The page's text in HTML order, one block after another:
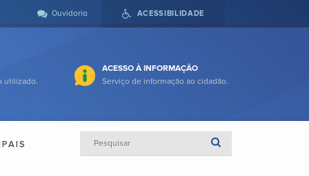
ACESSIBILIDADE
Ouvidoria
utilizado.
ACESSO À INFORMAÇÃO
Serviço de informação ao cidadão.